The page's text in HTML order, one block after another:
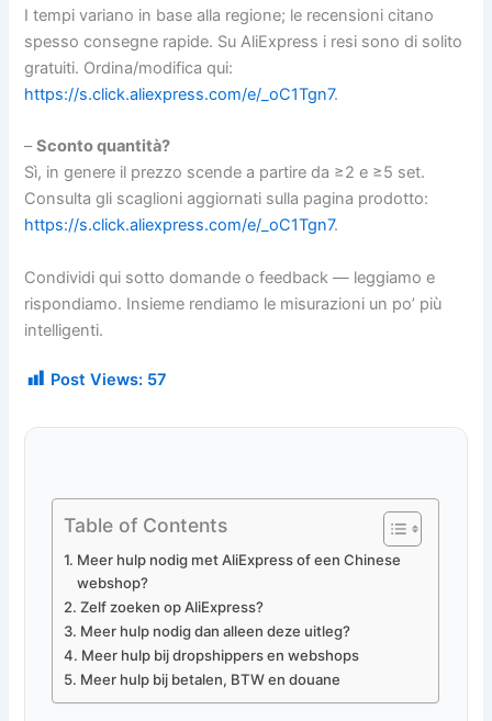
I tempi variano in base alla regione; le recensioni citano
spesso consegne rapide. Su AliExpress i resi sono di solito
gratuiti. Ordina/modifica qui:
https://s.click.aliexpress.com/e/_oC1Tgn7.
–Sconto quantità?
Sì, in genere il prezzo scende a partire da ≥2 e ≥5 set.
Consulta gli scaglioni aggiornati sulla pagina prodotto:
https://s.click.aliexpress.com/e/_oC1Tgn7.
Condividi qui sotto domande o feedback — leggiamo e
rispondiamo. Insieme rendiamo le misurazioni un po’ più
intelligenti.
Post Views: 57
Table of Contents
Meer hulp nodig met AliExpress of een Chinese
webshop?
Zelf zoeken op AliExpress?
Meer hulp nodig dan alleen deze uitleg?
Meer hulp bij dropshippers en webshops
Meer hulp bij betalen, BTW en douane